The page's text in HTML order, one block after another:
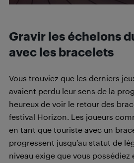
Gravir les échelons
avec les bracelets
Vous trouviez que les derniers
avaient perdu leur sens de la
heureux de voir le retour des
festival Horizon. Les joueurs
en tant que touriste avec un
progressent jusqu’au statut de
niveau exige que vous possédiez